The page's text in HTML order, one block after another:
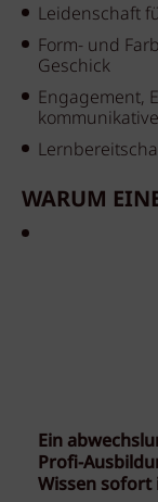
Leidenschaft
Form- und
Geschick
Engagement,
WARUM
Ein
Profi-
Wissen sofort